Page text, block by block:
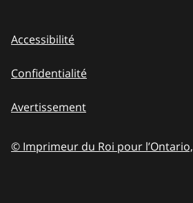
Accessibilité
Confidentialité
Avertissement
© Imprimeur du Roi pour l’Ontario,